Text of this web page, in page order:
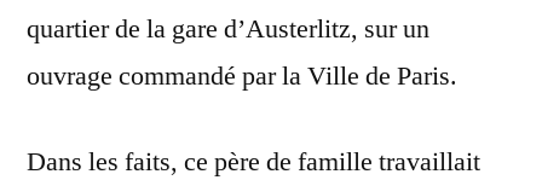
quartier de la gare d’Austerlitz, sur un
ouvrage commandé par la Ville de Paris.
Dans les faits, ce père de famille travaillait